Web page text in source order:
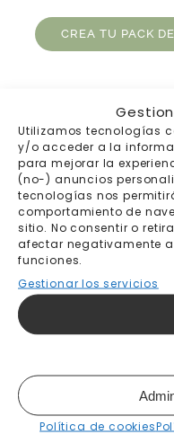
Utilizamos tecnologías
y/o acceder a la
para mejorar la
(no-) anuncios
tecnologías nos
comportamiento de
sitio. No consentir o
afectar negativamente
funciones.
Gestionar los servicios
Política de cookies
CREA TU PACK
Envíos gratis a
Destinos y precios